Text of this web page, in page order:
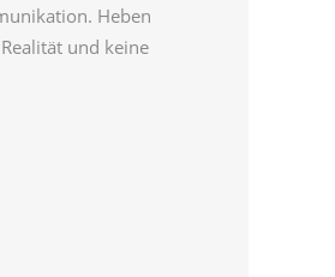
Heben
und keine